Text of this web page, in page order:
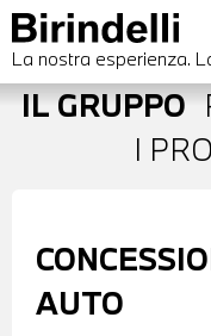
La nostra esperienza.
IL GRUPPO
I
AUTO